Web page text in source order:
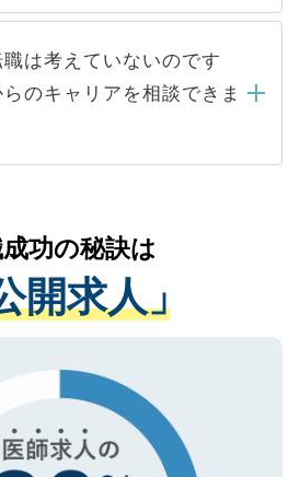
まうと、応募が殺到する場
が求める条件に合った人材の
会社に依頼するケースが増え
要はありません。内定先へ
はキャリアパートナーが行い
安心ください。
いすることはありませんの
ださい。当サイトからの登録
たご登録者様の個人情報は、
リアアップおよび転職活動の
使用いたします。お預かりし
個人データはご本人の許可
の取り扱いについての厳密な
たした事業者のみに付与され
シーマークを取得済みです。
いた個人情報は、SSL（デー
に関してもご安心ください。
は考えていないのです
のキャリアを相談できま
現在の医療機関の状況や紹介
ながら、適切なアドバイスを
きます。すぐにご転職をされ
長期的なサポートが可能です
登録ください。
功の秘訣は
開求人」